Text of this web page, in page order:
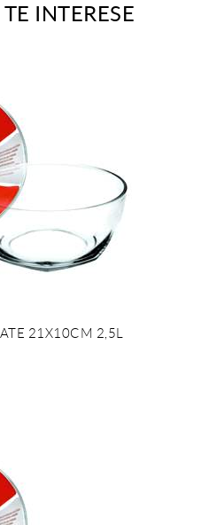
INTERESE
21X10CM 2,5L